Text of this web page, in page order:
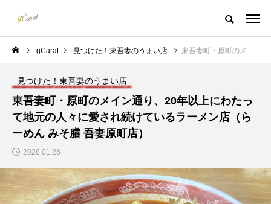
gCarat 見つけた！東吾妻のうまい店 東吾妻町・原町のメイン通り、20年以上にわたって地元の人々に愛され続けているラーメン店（らーめん みそ膳 吾妻原町店）
見つけた！東吾妻のうまい店
東吾妻町・原町のメイン通り、20年以上にわたっ
て地元の人々に愛され続けているラーメン店（ら
ーめん みそ膳 吾妻原町店）
2026.01.28